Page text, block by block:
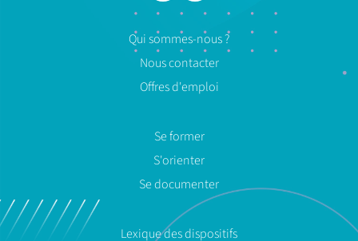
Qui sommes-nous ?
Nous contacter
Offres d'emploi
Se former
S'orienter
Se documenter
Lexique des dispositifs